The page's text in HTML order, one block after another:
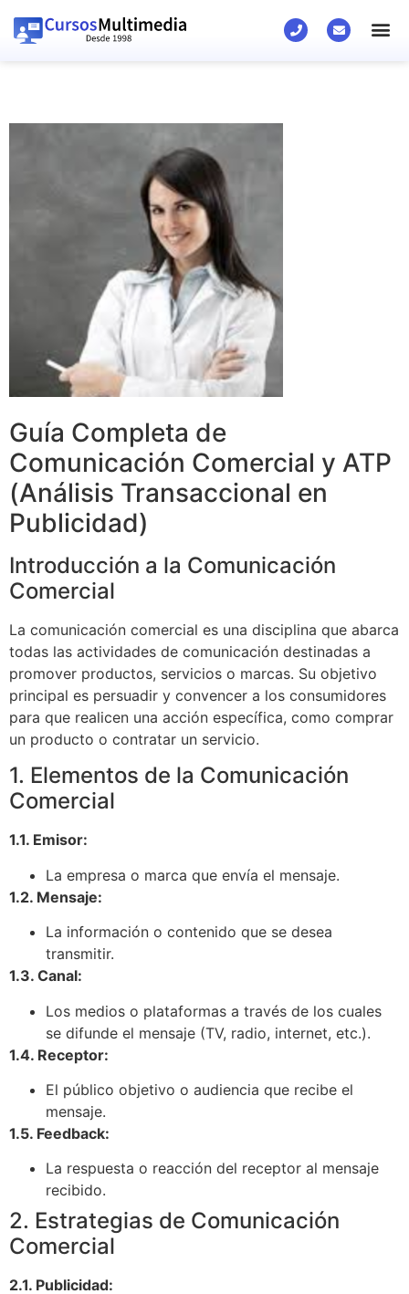
Guía Completa de
Comunicación Comercial y ATP
(Análisis Transaccional en
Publicidad)
Introducción a la Comunicación
Comercial
La comunicación comercial es una disciplina que abarca
todas las actividades de comunicación destinadas a
promover productos, servicios o marcas. Su objetivo
principal es persuadir y convencer a los consumidores
para que realicen una acción específica, como comprar
un producto o contratar un servicio.
1. Elementos de la Comunicación
Comercial
1.1. Emisor:
La empresa o marca que envía el mensaje.
1.2. Mensaje:
La información o contenido que se desea
transmitir.
1.3. Canal:
Los medios o plataformas a través de los cuales
se difunde el mensaje (TV, radio, internet, etc.).
1.4. Receptor:
El público objetivo o audiencia que recibe el
mensaje.
1.5. Feedback:
La respuesta o reacción del receptor al mensaje
recibido.
2. Estrategias de Comunicación
Comercial
2.1. Publicidad: